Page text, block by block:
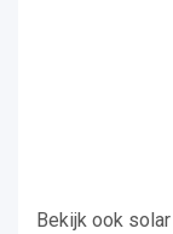
Bekijk ook